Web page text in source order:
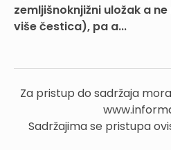
zemljišnoknjižni uložak a
više čestica), pa a...
Za pristup do sadržaja
Sadržajima se pristupa